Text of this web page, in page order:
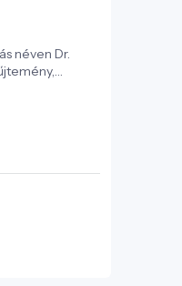
néven Dr.
zöld oázis,
a város